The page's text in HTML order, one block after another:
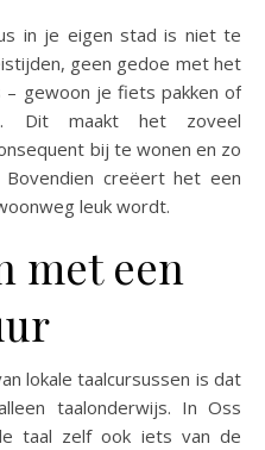
in je eigen stad is niet te
geen gedoe met het
– gewoon je fiets pakken of
Dit maakt het zoveel
bij te wonen en zo
creëert het een
leuk wordt.
met een
lokale taalcursussen is dat
taalonderwijs. In Oss
taal zelf ook iets van de